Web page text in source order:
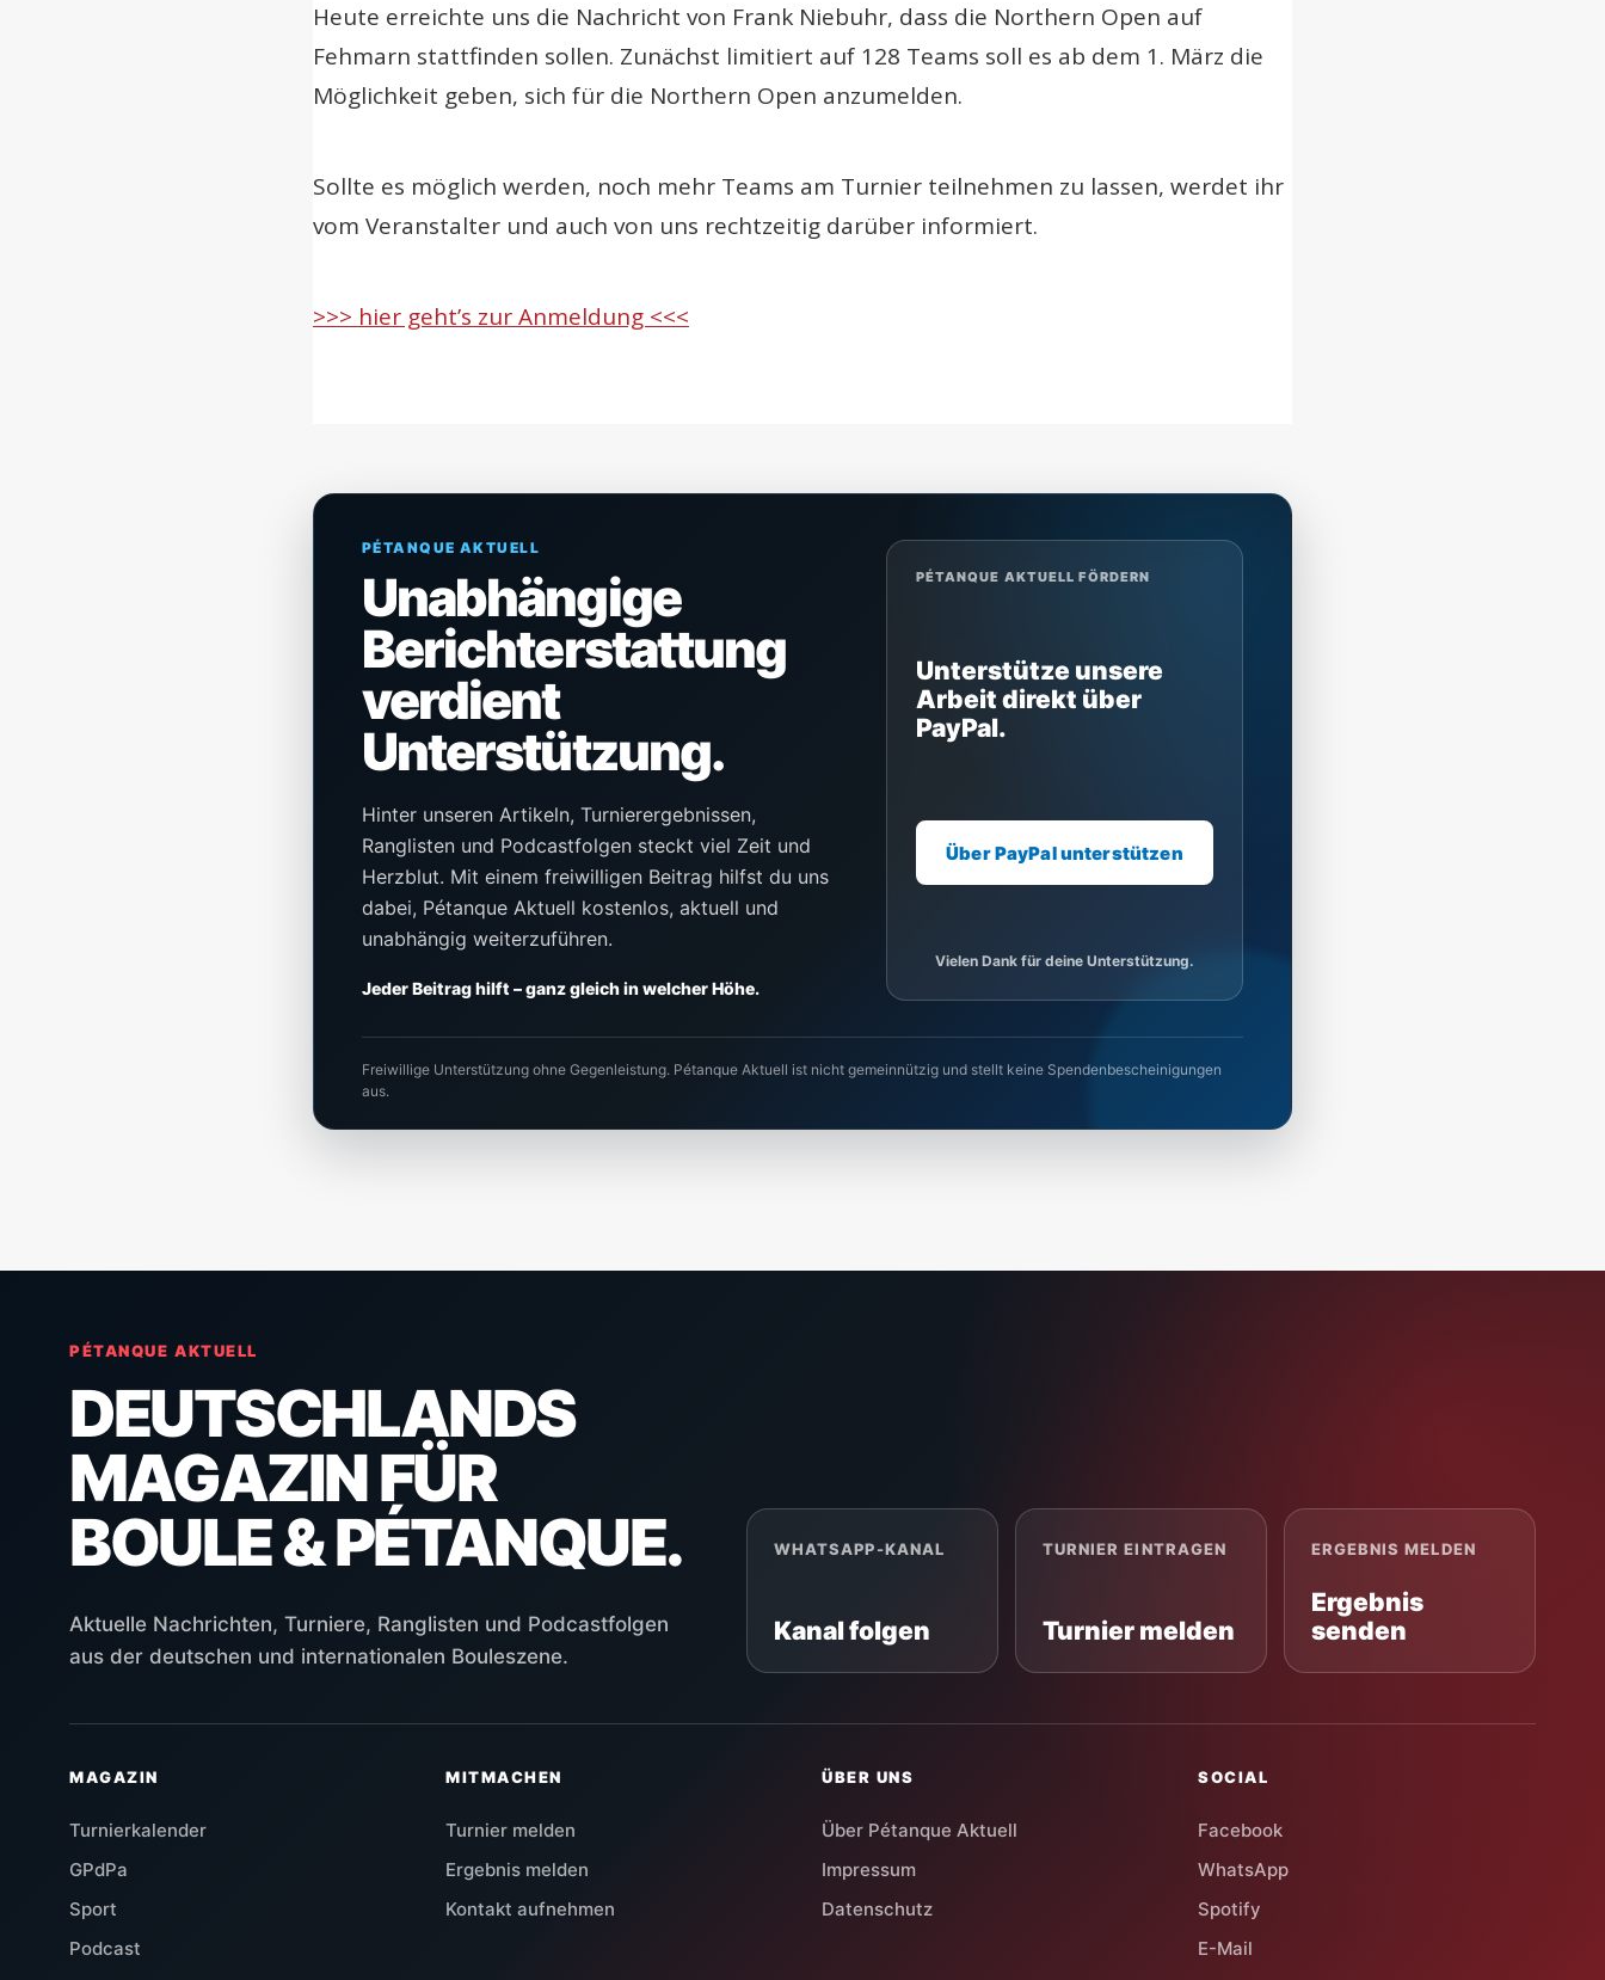
Heute erreichte uns die Nachricht von Frank Niebuhr, dass die Northern Open auf
Fehmarn stattfinden sollen. Zunächst limitiert auf 128 Teams soll es ab dem 1. März die
Möglichkeit geben, sich für die Northern Open anzumelden.
Sollte es möglich werden, noch mehr Teams am Turnier teilnehmen zu lassen, werdet ihr
vom Veranstalter und auch von uns rechtzeitig darüber informiert.
>>> hier geht’s zur Anmeldung <<<
PÉTANQUE AKTUELL
Unabhängige
Berichterstattung
verdient
Unterstützung.
Hinter unseren Artikeln, Turnierergebnissen,
Ranglisten und Podcastfolgen steckt viel Zeit und
Herzblut. Mit einem freiwilligen Beitrag hilfst du uns
dabei, Pétanque Aktuell kostenlos, aktuell und
unabhängig weiterzuführen.
Jeder Beitrag hilft – ganz gleich in welcher Höhe.
PÉTANQUE AKTUELL FÖRDERN
Unterstütze unsere
Arbeit direkt über
PayPal.
Über PayPal unterstützen
Vielen Dank für deine Unterstützung.
Freiwillige Unterstützung ohne Gegenleistung. Pétanque Aktuell ist nicht gemeinnützig und stellt keine Spendenbescheinigungen
aus.
PÉTANQUE AKTUELL
DEUTSCHLANDS
MAGAZIN FÜR
BOULE & PÉTANQUE.
Aktuelle Nachrichten, Turniere, Ranglisten und Podcastfolgen
aus der deutschen und internationalen Bouleszene.
WHATSAPP-KANAL
Kanal folgen
TURNIER EINTRAGEN
Turnier melden
ERGEBNIS MELDEN
Ergebnis
senden
MAGAZIN
Turnierkalender
GPdPa
Sport
Podcast
MITMACHEN
Turnier melden
Ergebnis melden
Kontakt aufnehmen
ÜBER UNS
Über Pétanque Aktuell
Impressum
Datenschutz
SOCIAL
Facebook
WhatsApp
Spotify
E-Mail